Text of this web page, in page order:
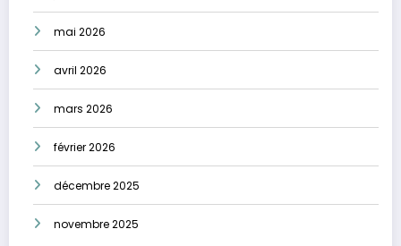
mai 2026
avril 2026
mars 2026
février 2026
décembre 2025
novembre 2025